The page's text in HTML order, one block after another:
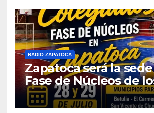
RADIO ZAPATOCA
Zapatoca será la
Fase de Núcleos de
Juegos
2026